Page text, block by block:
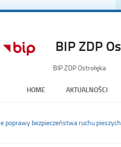
BIP ZDP
BIP ZDP Ostrołęka
HOME AKTUALNOŚCI
poprawy bezpieczeństwa ruchu